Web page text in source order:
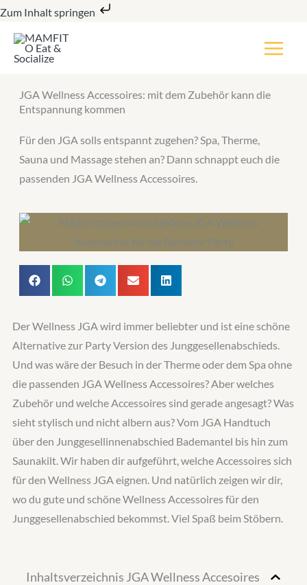
Zum Inhalt springen
Zum
springen
JGA Wellness Accessoires: mit dem Zubehör kann die
Entspannung kommen
Für den JGA solls entspannt zugehen? Spa, Therme,
Sauna und Massage stehen an? Dann schnappt euch die
passenden JGA Wellness Accessoires.
Der Wellness JGA wird immer beliebter und ist eine schöne
Alternative zur Party Version des Junggesellenabschieds.
Und was wäre der Besuch in der Therme oder dem Spa ohne
die passenden JGA Wellness Accessoires? Aber welches
Zubehör und welche Accessoires sind gerade angesagt? Was
sieht stylisch und nicht albern aus? Vom JGA Handtuch
über den Junggesellinnenabschied Bademantel bis hin zum
Saunakilt. Wir haben dir aufgeführt, welche Accessoires sich
für den Wellness JGA eignen. Und natürlich zeigen wir dir,
wo du gute und schöne Wellness Accessoires für den
Junggesellenabschied bekommst. Viel Spaß beim Stöbern.
Inhaltsverzeichnis JGA Wellness Accesoires